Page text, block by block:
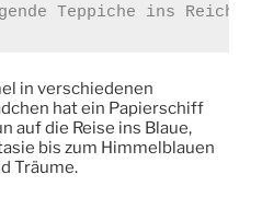
Teppiche ins Reich